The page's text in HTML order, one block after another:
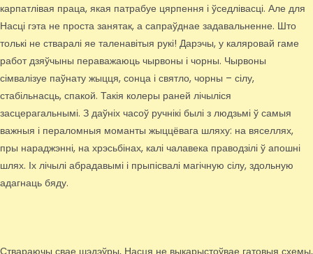
карпатлівая праца, якая патрабуе цярпення і ўседлівасці. Але для
Насці гэта не проста занятак, а сапраўднае задавальненне. Што
толькі не стваралі яе таленавітыя рукі! Дарэчы, у каляровай гаме
работ дзяўчыны пераважаюць чырвоны і чорны. Чырвоны
сімвалізуе паўнату жыцця, сонца і святло, чорны – сілу,
стабільнасць, спакой. Такія колеры раней лічыліся
засцерагальнымі. З даўніх часоў ручнікі былі з людзьмі ў самыя
важныя і пераломныя моманты жыццёвага шляху: на вяселлях,
пры нараджэнні, на хрэсьбінах, калі чалавека праводзілі ў апошні
шлях. Іх лічылі абрадавымі і прыпісвалі магічную сілу, здольную
адагнаць бяду.